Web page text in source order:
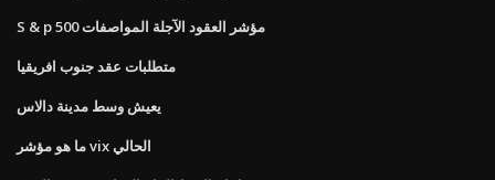
S & p 500 مؤشر العقود الآجلة المواصفات
متطلبات عقد جنوب افريقيا
يعيش وسط مدينة دالاس
ما هو مؤشر vix الحالي